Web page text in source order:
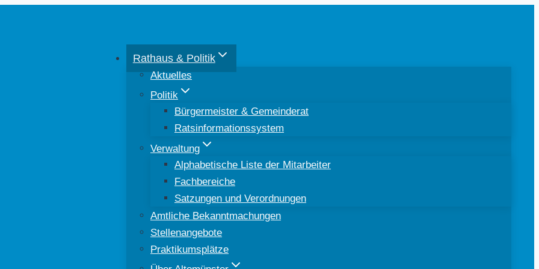
Rathaus & Politik
Aktuelles
Politik
Bürgermeister & Gemeinderat
Ratsinformationssystem
Verwaltung
Alphabetische Liste der Mitarbeiter
Fachbereiche
Satzungen und Verordnungen
Amtliche Bekanntmachungen
Stellenangebote
Praktikumsplätze